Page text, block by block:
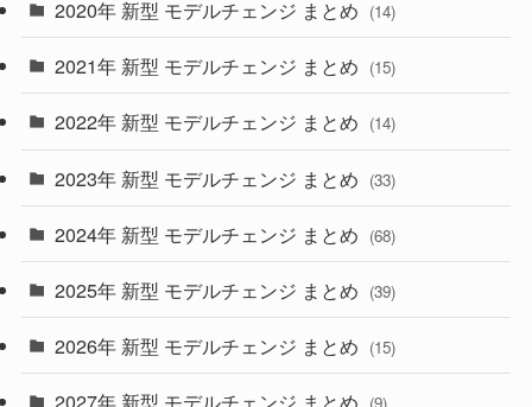
(10)
(9)
(22)
(4)
(9)
(4)
2020年 新型 モデルチェンジ まとめ (14)
2021年 新型 モデルチェンジ まとめ (15)
2022年 新型 モデルチェンジ まとめ (14)
2023年 新型 モデルチェンジ まとめ (33)
2024年 新型 モデルチェンジ まとめ (68)
2025年 新型 モデルチェンジ まとめ (39)
2026年 新型 モデルチェンジ まとめ (15)